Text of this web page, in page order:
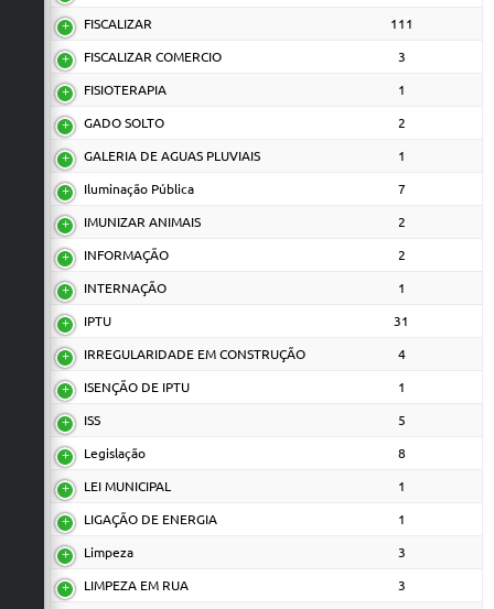
FISCALIZAR 111
FISCALIZAR COMERCIO 3
FISIOTERAPIA 1
GADO SOLTO 2
GALERIA DE AGUAS PLUVIAIS 1
Iluminação Pública 7
IMUNIZAR ANIMAIS 2
INFORMAÇÃO 2
INTERNAÇÃO 1
IPTU 31
IRREGULARIDADE EM CONSTRUÇÃO 4
ISENÇÃO DE IPTU 1
ISS 5
Legislação 8
LEI MUNICIPAL 1
LIGAÇÃO DE ENERGIA 1
Limpeza 3
LIMPEZA EM RUA 3